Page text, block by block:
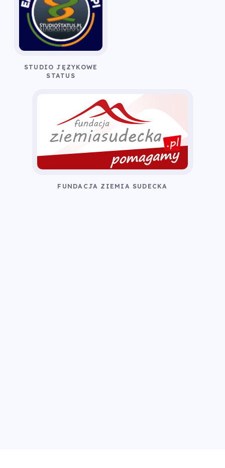
STUDIO JĘZYKOWE
STATUS
FUNDACJA ZIEMIA SUDECKA